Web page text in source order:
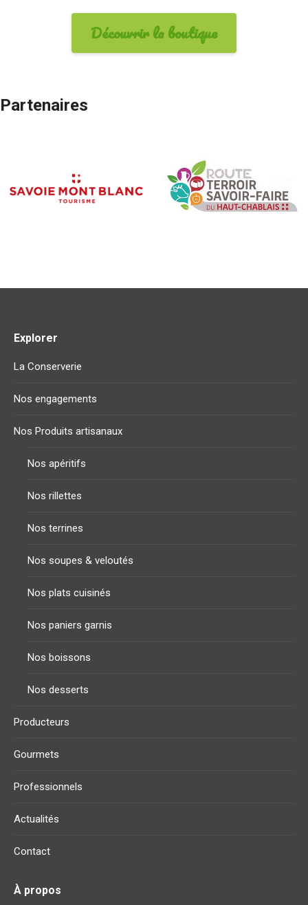
Découvrir la boutique
Partenaires
Explorer
La Conserverie
Nos engagements
Nos Produits artisanaux
Nos apéritifs
Nos rillettes
Nos terrines
Nos soupes & veloutés
Nos plats cuisinés
Nos paniers garnis
Nos boissons
Nos desserts
Producteurs
Gourmets
Professionnels
Actualités
Contact
À propos